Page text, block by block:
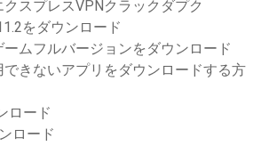
スプレスVPNクラックダプク
をダウンロード
ムフルバージョンをダウンロード
きないアプリをダウンロードする方
ロード
ロード